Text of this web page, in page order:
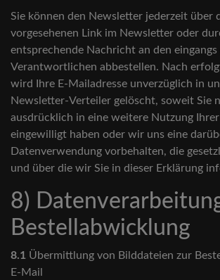
Sie können den Newsletter jederzeit über
vorgesehenen Link im Newsletter oder
entsprechende Nachricht an den eingangs
Verantwortlichen abbestellen. Nach
wird Ihre E-Mailadresse unverzüglich in
Newsletter-Verteiler gelöscht, soweit Sie
ausdrücklich in eine weitere Nutzung
eingewilligt haben oder wir uns eine
Datenverwendung vorbehalten, die
und über die wir Sie in dieser Erklärung
8)
Bestellabwicklung
8.1 Übermittlung von Bilddateien zur
E-Mail